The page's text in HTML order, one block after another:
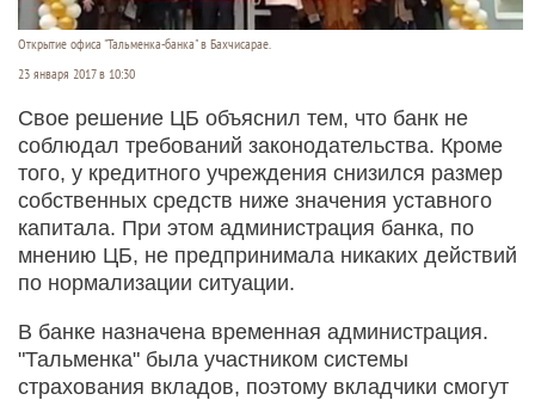
Открытие офиса "Тальменка-банка" в Бахчисарае.
23 января 2017 в 10:30
Свое решение ЦБ объяснил тем, что банк не
соблюдал требований законодательства. Кроме
того, у кредитного учреждения снизился размер
собственных средств ниже значения уставного
капитала. При этом администрация банка, по
мнению ЦБ, не предпринимала никаких действий
по нормализации ситуации.
В банке назначена временная администрация.
"Тальменка" была участником системы
страхования вкладов, поэтому вкладчики смогут